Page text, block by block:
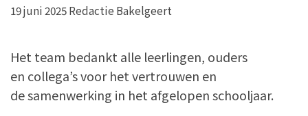
19 juni 2025Redactie Bakelgeert
Het team bedankt alle leerlingen, ouders
en collega’s voor het vertrouwen en
de samenwerking in het afgelopen schooljaar.